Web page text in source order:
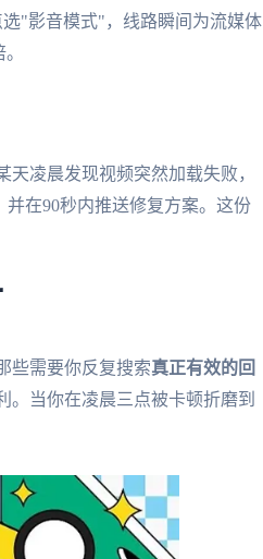
选"影音模式"，线路瞬间为流媒体
凌晨发现视频突然加载失败，
在90秒内推送修复方案。这份
些需要你反复搜索真正有效的回
。当你在凌晨三点被卡顿折磨到